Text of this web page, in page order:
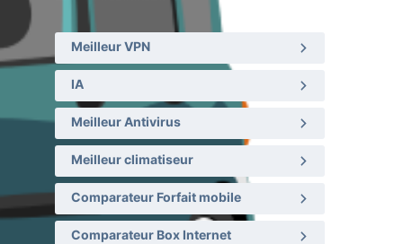
Meilleur VPN
IA
Meilleur Antivirus
Meilleur climatiseur
Comparateur Forfait mobile
Comparateur Box Internet